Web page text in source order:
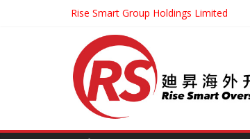
Rise Smart Group Holdings Limited